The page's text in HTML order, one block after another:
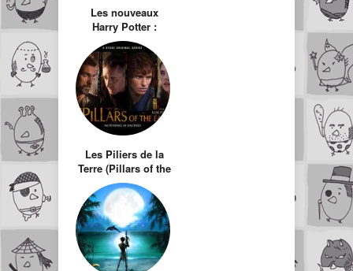
Les nouveaux
Harry Potter :
Percy Jackson et
les olympiens : Le
voleur de foudre
Les Piliers de la
Terre (Pillars of the
Earth)